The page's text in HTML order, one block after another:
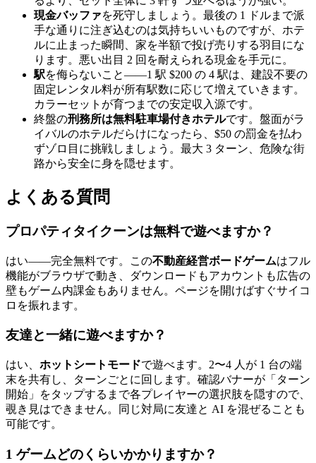
現金バッファを死守しましょう。最後の 1 ドルまで派
手な通りに注ぎ込むのは気持ちいいものですが、ホテ
ルに止まった瞬間、家を半額で投げ売りする羽目にな
ります。悪い出目 2 回を耐えられる現金を手元に。
駅を侮らないこと——1 駅 $200 の 4 駅は、建設不要の
固定レンタル料が所有駅数に応じて増えていきます。
カラーセットが育つまでの安定収入源です。
終盤の刑務所は無料駐車場付きホテルです。盤面がラ
イバルのホテルだらけになったら、$50 の罰金を払わ
ずゾロ目に挑戦しましょう。最大 3 ターン、危険な街
路から安全に身を隠せます。
よくある質問
プロパティタイクーンは無料で遊べますか？
はい——完全無料です。この不動産経営ボードゲームはフル
機能がブラウザで動き、ダウンロードもアカウントも広告の
壁もゲーム内課金もありません。ページを開けばすぐサイコ
ロを振れます。
友達と一緒に遊べますか？
はい、 ホットシートモードで遊べます。2〜4 人が 1 台の端
末を共有し、ターンごとに回します。確認バナーが「ターン
開始」をタップするまで各プレイヤーの選択肢を隠すので、
覗き見はできません。同じ対局に友達と AI を混ぜることも
可能です。
1 ゲームどのくらいかかりますか？